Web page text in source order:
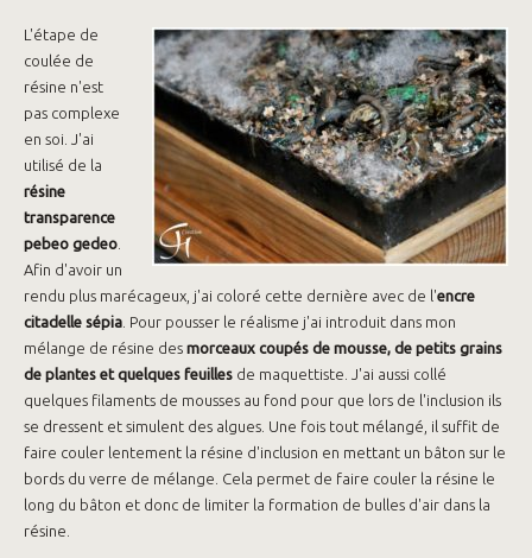
L'étape de
coulée de
résine n'est
pas complexe
en soi. J'ai
utilisé de la
résine
transparence
pebeo gedeo
Afin d'avoir un
rendu plus marécageux, j'ai coloré cette dernière avec de l'encre
citadelle sépia . Pour pousser le réalisme j'ai introduit dans mon
mélange de résine des morceaux coupés de mousse, de petits grains
de plantes et quelques feuilles de maquettiste. J'ai aussi collé
quelques filaments de mousses au fond pour que lors de l'inclusion ils
se dressent et simulent des algues. Une fois tout mélangé, il suffit de
faire couler lentement la résine d'inclusion en mettant un bâton sur le
bords du verre de mélange. Cela permet de faire couler la résine le
long du bâton et donc de limiter la formation de bulles d'air dans la
résine.